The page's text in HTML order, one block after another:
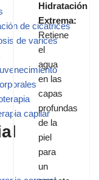
de cicatrices
de varices
capilar
Hidratación
Extrema:
Retiene
el
agua
en las
capas
profundas
de la
piel
para
un